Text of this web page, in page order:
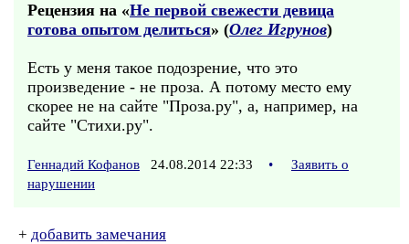
Рецензия на «Не первой свежести девица
готова опытом делиться» (Олег Игрунов)
Есть у меня такое подозрение, что это
произведение - не проза. А потому место ему
скорее не на сайте "Проза.ру", а, например, на
сайте "Стихи.ру".
Геннадий Кофанов 24.08.2014 22:33 •
Заявить о
нарушении
+ добавить замечания